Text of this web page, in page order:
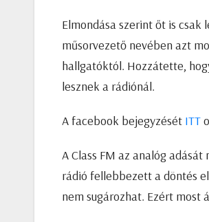
Elmondása szerint őt is
műsorvezető nevében azt
hallgatóktól. Hozzátette,
lesznek a rádiónál.
A facebook bejegyzését ITT
A Class FM az analóg
rádió fellebbezett a döntés
nem sugározhat. Ezért